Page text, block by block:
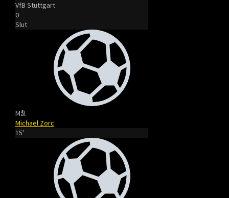
VfB Stuttgart
0
Slut
Mål
Michael Zorc
15'